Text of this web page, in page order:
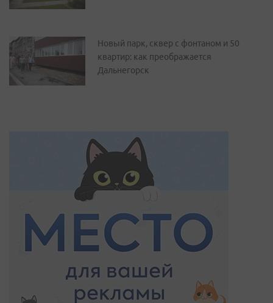
Новый парк, сквер с фонтаном и 50
квартир: как преображается
Дальнегорск